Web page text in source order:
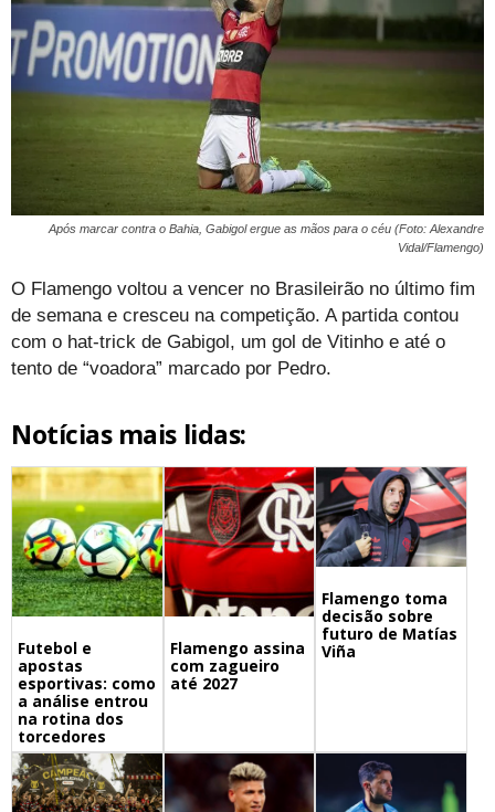
Após marcar contra o Bahia, Gabigol ergue as mãos para o céu (Foto: Alexandre
Vidal/Flamengo)
O Flamengo voltou a vencer no Brasileirão no último fim
de semana e cresceu na competição. A partida contou
com o hat-trick de Gabigol, um gol de Vitinho e até o
tento de “voadora” marcado por Pedro.
Notícias mais lidas:
Futebol e
apostas
esportivas: como
a análise entrou
na rotina dos
torcedores
Flamengo assina
com zagueiro
até 2027
Flamengo toma
decisão sobre
futuro de Matías
Viña